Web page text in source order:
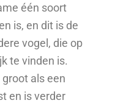
één soort
is, en dit is de
vogel, die op
te vinden is.
als een
en is verder